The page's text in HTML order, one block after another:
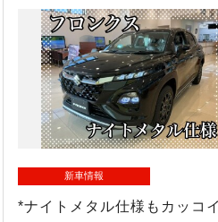
新車情報
*ナイトメタル仕様もカッコ